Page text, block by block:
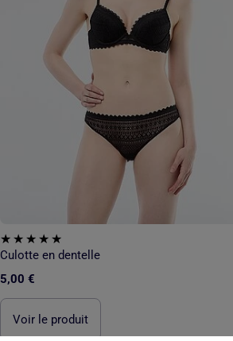
Culotte en dentelle
5,00 €
Voir le produit